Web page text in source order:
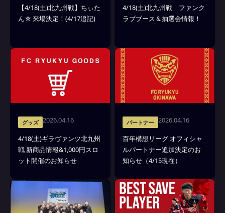
【4/18(土)北九州戦】ちぃた
ん☆ 来場決定！(4/17追記)
4/18(土)北九州戦 ファンク
ラブブース＆抽選会情報！
グッズ 2026.04.16
4/18(土)ギラヴァンツ北九州
戦 新商品情報&1,000円スロ
ット開催のお知らせ
パートナー 2026.04.16
百年構想リーグ オフィシャ
ルパートナー追加決定のお
知らせ（4/15現在）